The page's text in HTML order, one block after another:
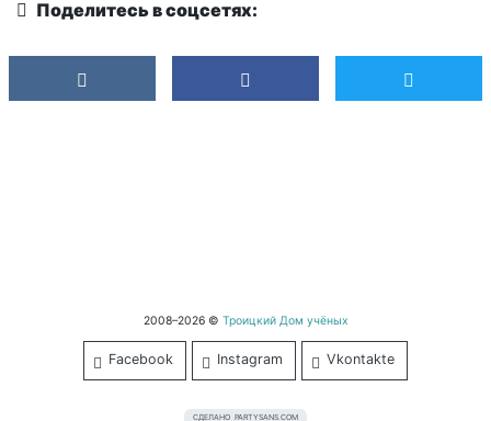
Поделитесь в соцсетях:
2008–2026 © Троицкий Дом учёных
Facebook Instagram Vkontakte
СДЕЛАНО PARTYSANS.COM